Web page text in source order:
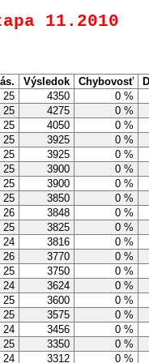
11.2010
Výsledok Chybovosť
25 4350
0 %
25 4275
0 %
25 4050
0 %
25 3925
0 %
25 3925
0 %
25 3900
0 %
25 3900
0 %
25 3850
0 %
26 3848
0 %
25 3825
0 %
24 3816
0 %
26 3770
0 %
25 3750
0 %
24 3624
0 %
25 3600
0 %
25 3575
0 %
24 3456
0 %
25 3350
0 %
24 3312 0 %